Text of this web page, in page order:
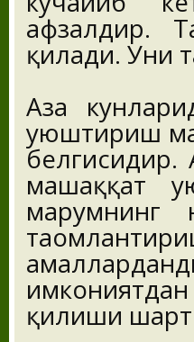
афзалдир.
қилади. Уни
Аза
уюштириш
белгисидир.
машаққат
қилиши шарт